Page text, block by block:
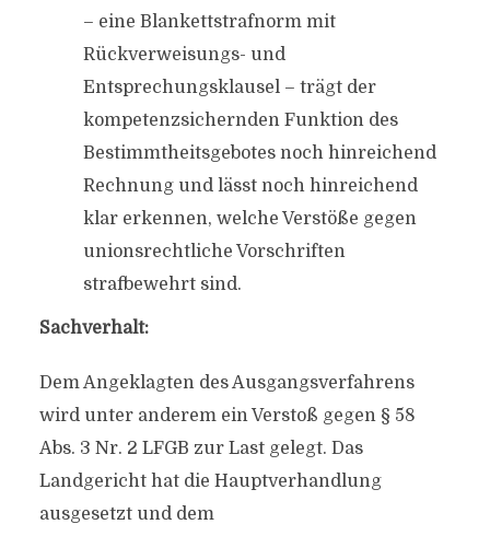
– eine Blankettstrafnorm mit
Rückverweisungs- und
Entsprechungsklausel – trägt der
kompetenzsichernden Funktion des
Bestimmtheitsgebotes noch hinreichend
Rechnung und lässt noch hinreichend
klar erkennen, welche Verstöße gegen
unionsrechtliche Vorschriften
strafbewehrt sind.
Sachverhalt:
Dem Angeklagten des Ausgangsverfahrens
wird unter anderem ein Verstoß gegen § 58
Abs. 3 Nr. 2 LFGB zur Last gelegt. Das
Landgericht hat die Hauptverhandlung
ausgesetzt und dem